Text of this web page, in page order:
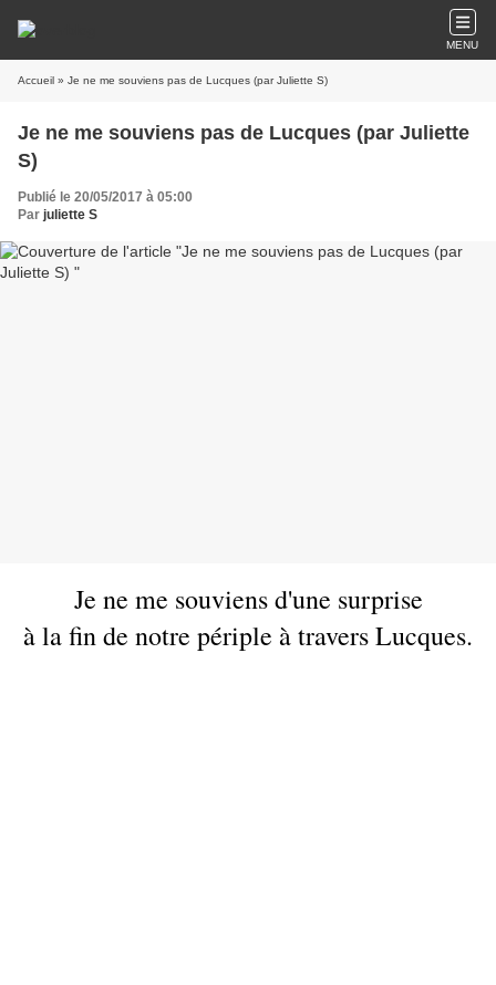
MENU
Accueil » Je ne me souviens pas de Lucques (par Juliette S)
Je ne me souviens pas de Lucques (par Juliette
S)
Publié le 20/05/2017 à 05:00
Par juliette S
Je ne me souviens d'une surprise
à la fin de notre périple à travers Lucques.